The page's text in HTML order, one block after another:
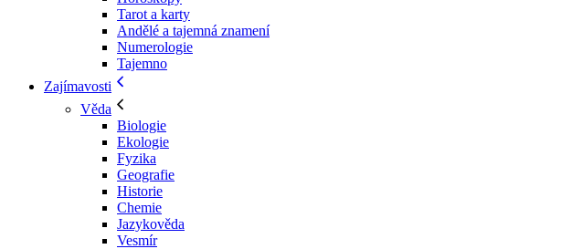
Tarot a karty
Andělé a tajemná znamení
Numerologie
Tajemno
Zajímavosti
Věda
Biologie
Ekologie
Fyzika
Geografie
Historie
Chemie
Jazykověda
Vesmír